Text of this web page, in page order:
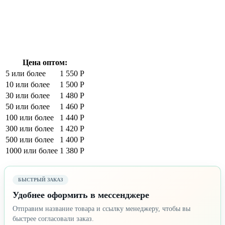
Цена оптом:
5 или более
1 550 Р
10 или более
1 500 Р
30 или более
1 480 Р
50 или более
1 460 Р
100 или более
1 440 Р
300 или более
1 420 Р
500 или более
1 400 Р
1000 или более 1 380 Р
БЫСТРЫЙ ЗАКАЗ
Удобнее оформить в мессенджере
Отправим название товара и ссылку менеджеру, чтобы вы
быстрее согласовали заказ.